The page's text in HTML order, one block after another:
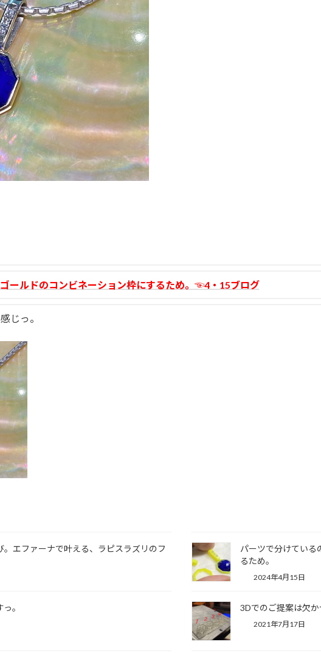
ールドのコンビネーション枠にするため。☜4・15ブログ
じっ。
。エファーナで叶える、ラピスラズリのフ
パーツで分けている
るため。
2024年4月15日
。 3Dでのご提案は欠か
2021年7月17日